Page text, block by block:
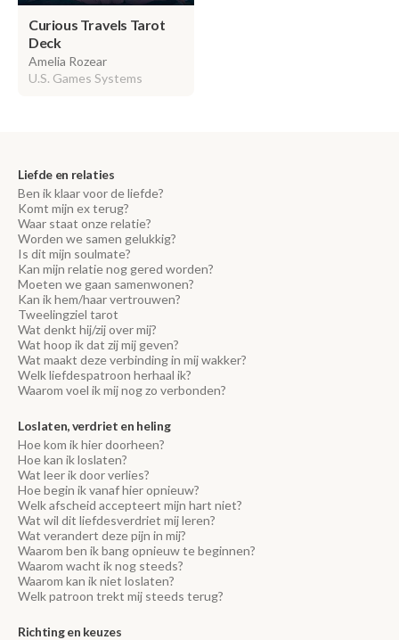
Curious Travels Tarot
Deck
Amelia Rozear
U.S. Games Systems
Liefde en relaties
Ben ik klaar voor de liefde?
Komt mijn ex terug?
Waar staat onze relatie?
Worden we samen gelukkig?
Is dit mijn soulmate?
Kan mijn relatie nog gered worden?
Moeten we gaan samenwonen?
Kan ik hem/haar vertrouwen?
Tweelingziel tarot
Wat denkt hij/zij over mij?
Wat hoop ik dat zij mij geven?
Wat maakt deze verbinding in mij wakker?
Welk liefdespatroon herhaal ik?
Waarom voel ik mij nog zo verbonden?
Loslaten, verdriet en heling
Hoe kom ik hier doorheen?
Hoe kan ik loslaten?
Wat leer ik door verlies?
Hoe begin ik vanaf hier opnieuw?
Welk afscheid accepteert mijn hart niet?
Wat wil dit liefdesverdriet mij leren?
Wat verandert deze pijn in mij?
Waarom ben ik bang opnieuw te beginnen?
Waarom wacht ik nog steeds?
Waarom kan ik niet loslaten?
Welk patroon trekt mij steeds terug?
Richting en keuzes